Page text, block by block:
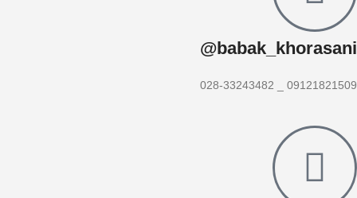
babak_khorasani@
09121821509 _ 028-33243482